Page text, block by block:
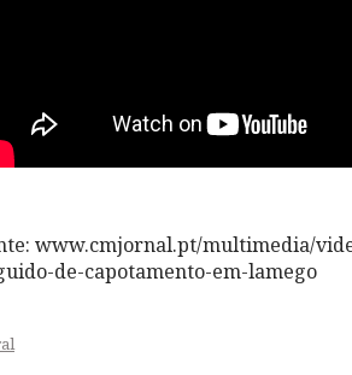
www.cmjornal.pt/multimedia/
de-capotamento-em-lamego